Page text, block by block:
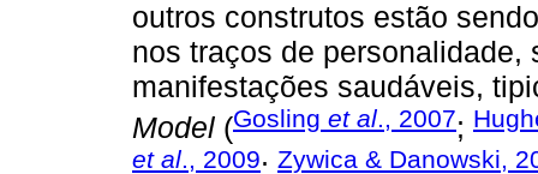
outros construtos estão
nos traços de
manifestações saudáveis,
Model (Gosling et al., 2007;
et al., 2009 Zywica & Danowski,